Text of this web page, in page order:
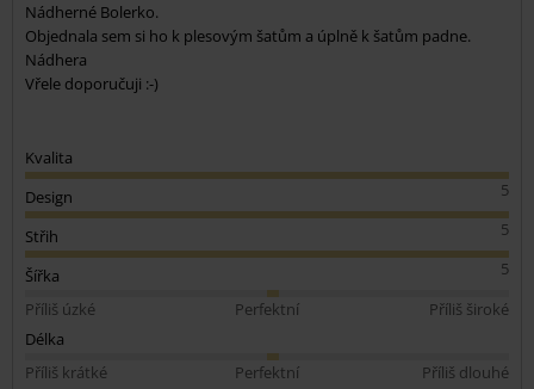
Odeslat komentář
Nádherné Bolerko.
Objednala sem si ho k plesovým šatům a úplně k šatům padne.
Nádhera
Vřele doporučuji :-)
Kvalita
5
Design
5
Střih
5
Šířka
Příliš úzké
Perfektní
Příliš široké
Délka
Příliš krátké
Perfektní Příliš dlouhé